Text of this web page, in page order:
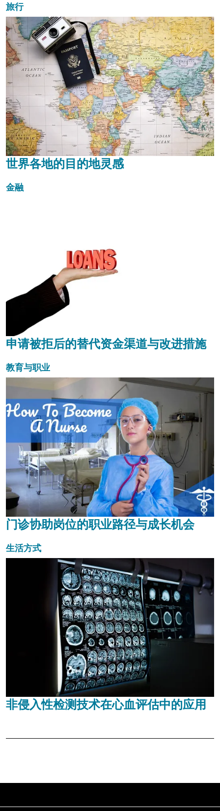
养老模式应运而生，它旨在通过
结合现代科技与传统养老服务，
构建一个更加高效、便捷、个性
化的养老生态系统。这种模式不
仅关注老年人...
旅行
世界各地的目的地灵感
金融
申请被拒后的替代资金渠道与改进措施
教育与职业
门诊协助岗位的职业路径与成长机会
生活方式
非侵入性检测技术在心血评估中的应用